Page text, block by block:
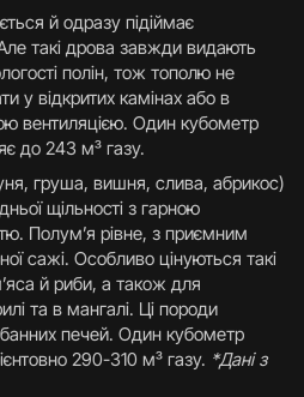
й одразу підіймає
такі дрова завжди видають
полін, тож тополю не
у відкритих камінах або в
вентиляцією. Один кубометр
до 243 м³ газу.
груша, вишня, слива, абрикос)
щільності з гарною
Полум’я рівне, з приємним
сажі. Особливо цінуються такі
й риби, а також для
та в мангалі. Ці породи
печей. Один кубометр
290-310 м³ газу. *Дані з